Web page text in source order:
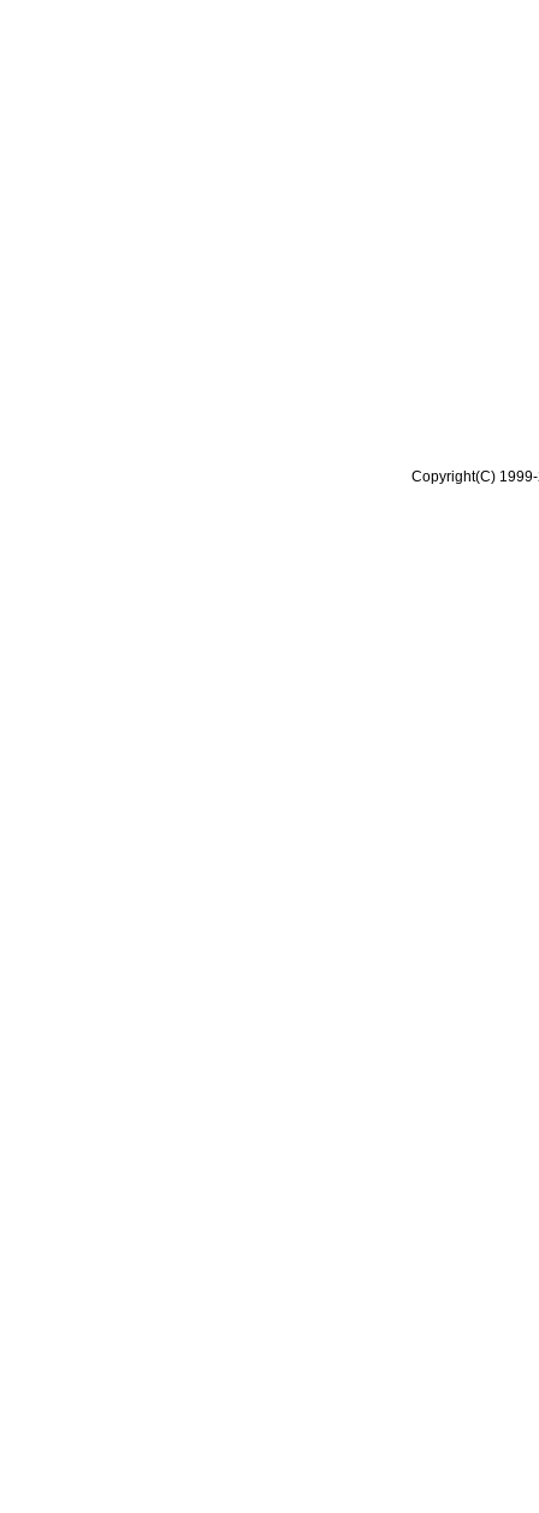
Copyright(C)